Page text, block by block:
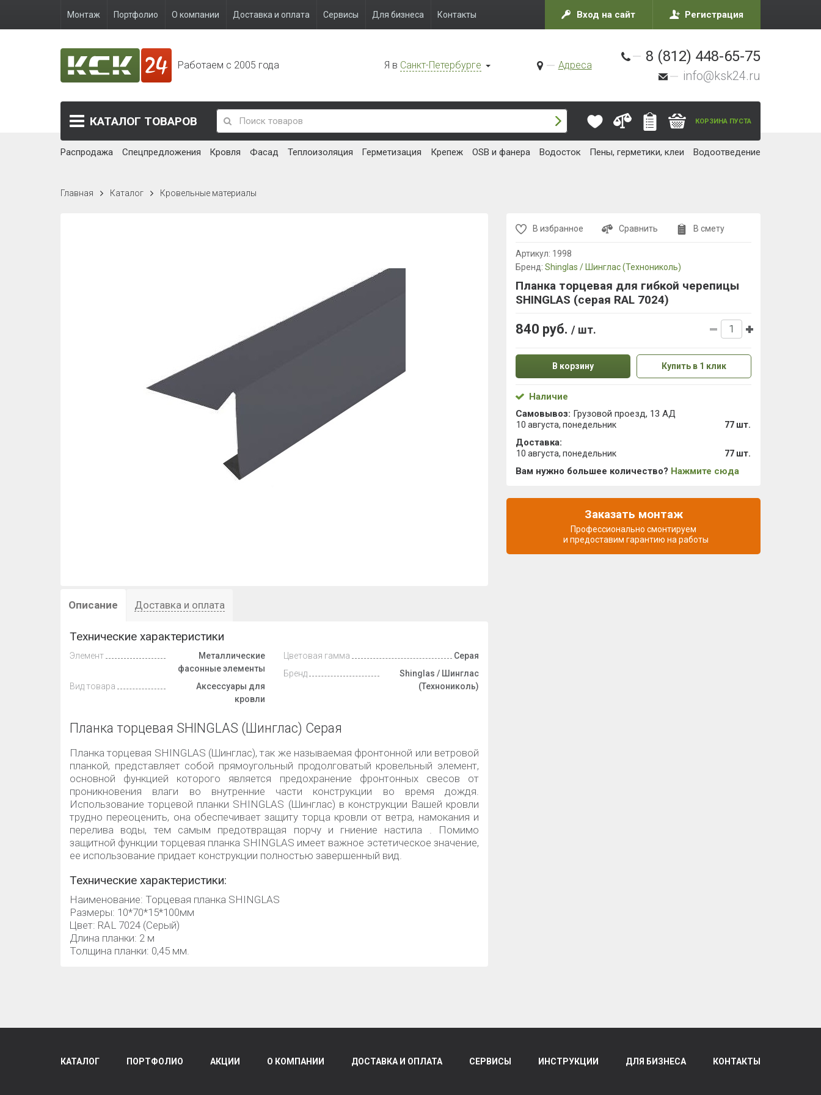
Монтаж Портфолио О компании Доставка и оплата Сервисы Для бизнеса Контакты Вход на сайт Регистрация
Работаем с 2005 года Я в Санкт-Петербурге Адреса
8 (812) 448-65-75
info@ksk24.ru
КАТАЛОГ ТОВАРОВ КОРЗИНА ПУСТА
Распродажа Спецпредложения Кровля Фасад Теплоизоляция Герметизация Крепеж OSB и фанера Водосток Пены, герметики, клеи Водоотведение
Главная Каталог Кровельные материалы
Описание Доставка и оплата
Технические характеристики
Элемент
Металлические
фасонные элементы
Вид товара
Аксессуары для
кровли
Цветовая гамма
Серая
Бренд
Shinglas / Шинглас
(Технониколь)
Планка торцевая SHINGLAS (Шинглас) Серая
Планка торцевая SHINGLAS (Шинглас), так же называемая фронтонной или ветровой
планкой, представляет собой прямоугольный продолговатый кровельный элемент,
основной функцией которого является предохранение фронтонных свесов от
проникновения влаги во внутренние части конструкции во время дождя.
Использование торцевой планки SHINGLAS (Шинглас) в конструкции Вашей кровли
трудно переоценить, она обеспечивает защиту торца кровли от ветра, намокания и
перелива воды, тем самым предотвращая порчу и гниение настила . Помимо
защитной функции торцевая планка SHINGLAS имеет важное эстетическое значение,
ее использование придает конструкции полностью завершенный вид.
Технические характеристики:
Наименование: Торцевая планка SHINGLAS
Размеры: 10*70*15*100мм
Цвет: RAL 7024 (Серый)
Длина планки: 2 м
Толщина планки: 0,45 мм.
В избранное Сравнить В смету
Артикул: 1998
Бренд: Shinglas / Шинглас (Технониколь)
Планка торцевая для гибкой черепицы
SHINGLAS (серая RAL 7024)
840 руб. / шт.
В корзину Купить в 1 клик
Наличие
Самовывоз: Грузовой проезд, 13 АД
10 августа, понедельник 77 шт.
Доставка:
10 августа, понедельник 77 шт.
Вам нужно большее количество? Нажмите сюда
Заказать монтаж
Профессионально смонтируем
и предоставим гарантию на работы
КАТАЛОГ ПОРТФОЛИО АКЦИИ О КОМПАНИИ ДОСТАВКА И ОПЛАТА СЕРВИСЫ ИНСТРУКЦИИ ДЛЯ БИЗНЕСА КОНТАКТЫ